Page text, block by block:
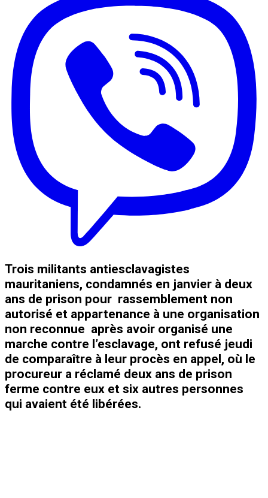
Trois militants antiesclavagistes
mauritaniens, condamnés en janvier à deux
ans de prison pour rassemblement non
autorisé et appartenance à une organisation
non reconnue après avoir organisé une
marche contre l’esclavage, ont refusé jeudi
de comparaître à leur procès en appel, où le
procureur a réclamé deux ans de prison
ferme contre eux et six autres personnes
qui avaient été libérées.